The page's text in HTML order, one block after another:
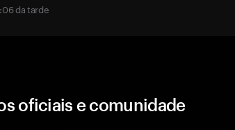
da tarde
oficiais e comunidade